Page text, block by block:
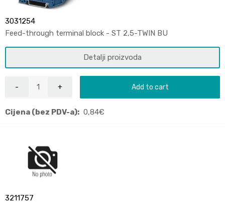
3031254
Feed-through terminal block - ST 2,5-TWIN BU
Detalji proizvoda
Add to cart
Cijena (bez PDV-a): 0,84€
3211757